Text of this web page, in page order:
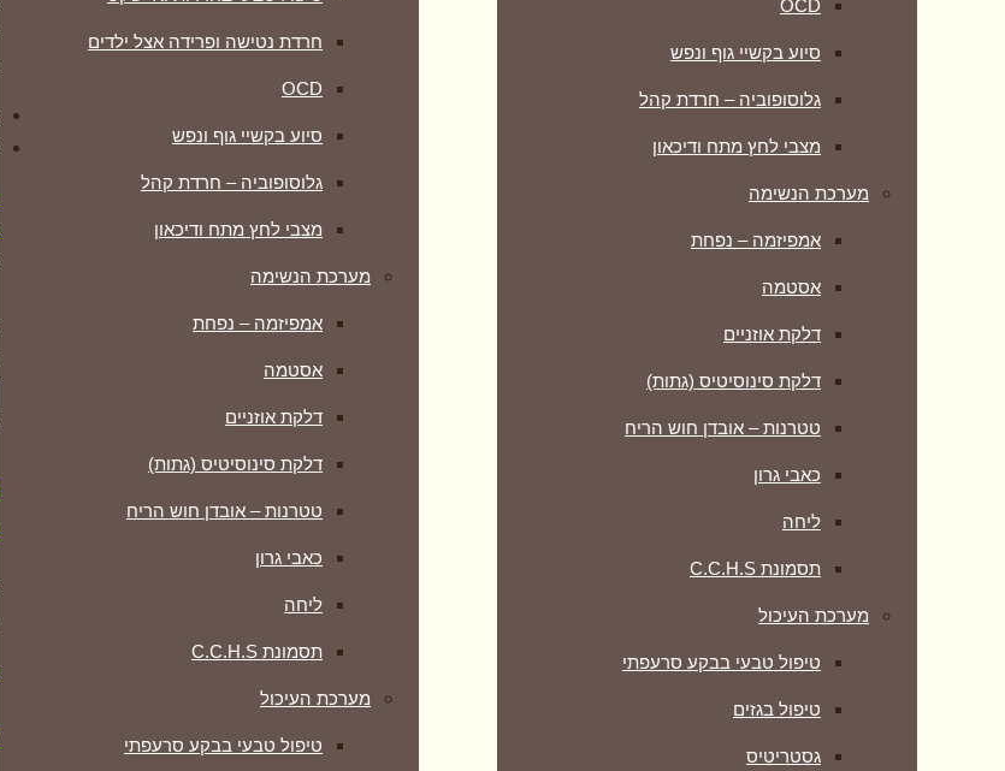
OCD
סיוע בקשיי גוף ונפש
גלוסופוביה – חרדת קהל
מצבי לחץ מתח ודיכאון
מערכת הנשימה
אמפיזמה – נפחת
אסטמה
דלקת אוזניים
דלקת סינוסיטיס (גתות)
טטרנות – אובדן חוש הריח
כאבי גרון
ליחה
תסמונת C.C.H.S
מערכת העיכול
טיפול טבעי בבקע סרעפתי
טיפול בגזים
גסטריטיס
חרדת נטישה ופרידה אצל ילדים
OCD
סיוע בקשיי גוף ונפש
גלוסופוביה – חרדת קהל
מצבי לחץ מתח ודיכאון
מערכת הנשימה
אמפיזמה – נפחת
אסטמה
דלקת אוזניים
דלקת סינוסיטיס (גתות)
טטרנות – אובדן חוש הריח
כאבי גרון
ליחה
תסמונת C.C.H.S
מערכת העיכול
טיפול טבעי בבקע סרעפתי